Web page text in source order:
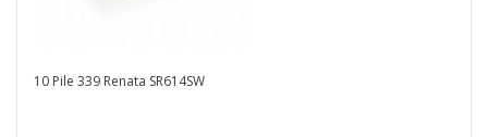
10 Pile 339 Renata SR614SW